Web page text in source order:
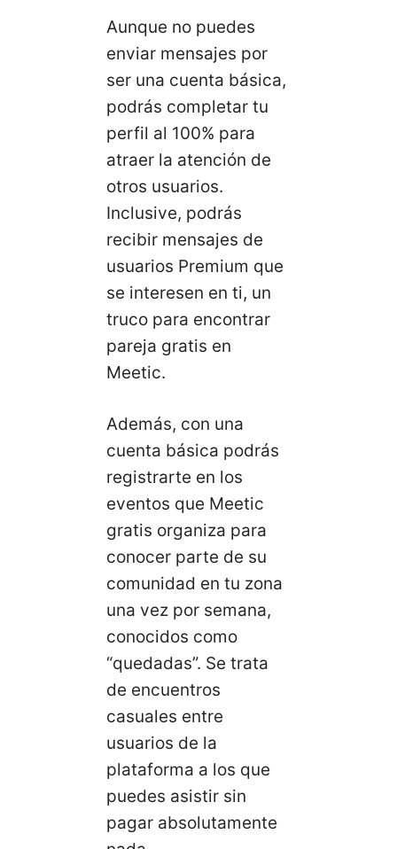
Aunque no puedes
enviar mensajes por
ser una cuenta básica,
podrás completar tu
perfil al 100% para
atraer la atención de
otros usuarios.
Inclusive, podrás
recibir mensajes de
usuarios Premium que
se interesen en ti, un
truco para encontrar
pareja gratis en
Meetic.
Además, con una
cuenta básica podrás
registrarte en los
eventos que Meetic
gratis organiza para
conocer parte de su
comunidad en tu zona
una vez por semana,
conocidos como
“quedadas”. Se trata
de encuentros
casuales entre
usuarios de la
plataforma a los que
puedes asistir sin
pagar absolutamente